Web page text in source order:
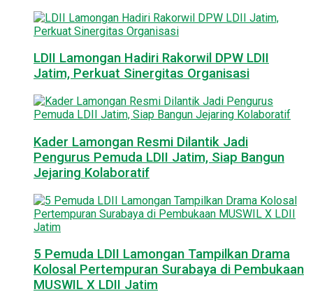
LDII Lamongan Hadiri Rakorwil DPW LDII
Jatim, Perkuat Sinergitas Organisasi
Kader Lamongan Resmi Dilantik Jadi
Pengurus Pemuda LDII Jatim, Siap Bangun
Jejaring Kolaboratif
5 Pemuda LDII Lamongan Tampilkan Drama
Kolosal Pertempuran Surabaya di Pembukaan
MUSWIL X LDII Jatim